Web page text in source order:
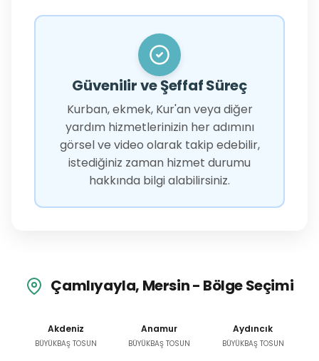
Güvenilir ve Şeffaf Süreç
Kurban, ekmek, Kur'an veya diğer
yardım hizmetlerinizin her adımını
görsel ve video olarak takip edebilir,
istediğiniz zaman hizmet durumu
hakkında bilgi alabilirsiniz.
Çamlıyayla, Mersin - Bölge Seçimi
Akdeniz
BÜYÜKBAŞ TOSUN
Anamur
BÜYÜKBAŞ TOSUN
Aydıncık
BÜYÜKBAŞ TOSUN